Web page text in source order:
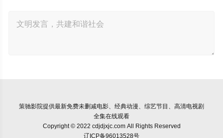
策驰影院提供最新免费未删减电影、经典动漫、综艺节目、高清电视剧
全集在线观看
Copyright © 2022 cdjdjxjc.com All Rights Reserved
辽ICP备96013528号